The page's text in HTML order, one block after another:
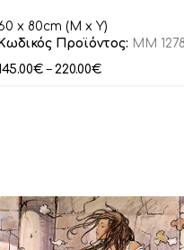
x 80cm (M x Y)
Προϊόντος: MM
€ – 220.00€